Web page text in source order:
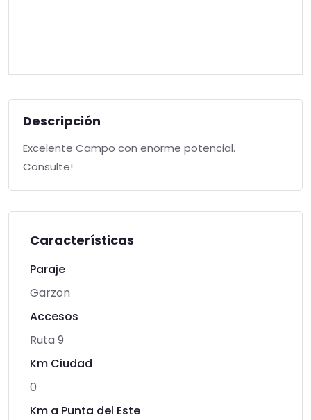
Descripción
Excelente Campo con enorme potencial.
Consulte!
Características
Paraje
Garzon
Accesos
Ruta 9
Km Ciudad
0
Km a Punta del Este